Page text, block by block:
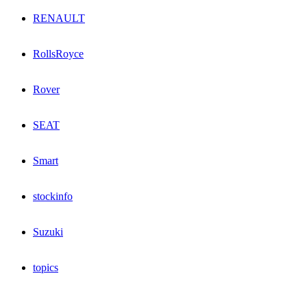
RENAULT
RollsRoyce
Rover
SEAT
Smart
stockinfo
Suzuki
topics